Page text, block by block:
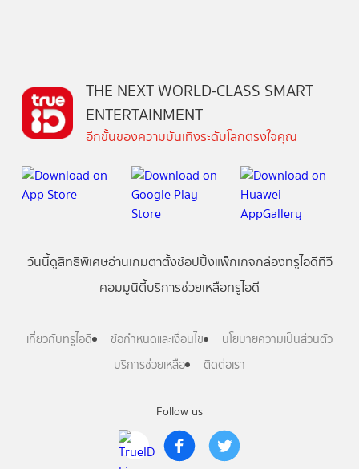
Follow us
THE NEXT WORLD-CLASS SMART
ENTERTAINMENT
อีกขั้นของความบันเทิงระดับโลกตรงใจคุณ
วันนี้ดูสิทธิพิเศษอ่านเกมตาตั้งช้อปปิ้งแพ็กเกจกล่องทรูไอดีทีวี
คอมมูนิตี้บริการช่วยเหลือทรูไอดี
เกี่ยวกับทรูไอดี ข้อกำหนดและเงื่อนไข
นโยบายความเป็นส่วนตัว
บริการช่วยเหลือ
ติดต่อเรา